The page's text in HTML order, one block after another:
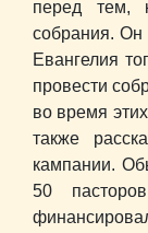
перед тем,
собрания. Он
Евангелия
провести
во время
также
кампании.
50